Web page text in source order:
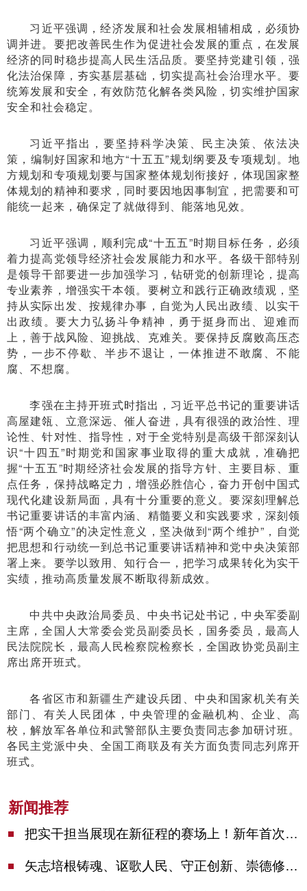
习近平强调，经济发展和社会发展相辅相成，必须协
调并进。要把改善民生作为促进社会发展的重点，在发展
经济的同时稳步提高人民生活品质。要坚持党建引领，强
化法治保障，夯实基层基础，切实提高社会治理水平。要
统筹发展和安全，有效防范化解各类风险，切实维护国家
安全和社会稳定。
习近平指出，要坚持科学决策、民主决策、依法决
策，编制好国家和地方“十五五”规划纲要及专项规划。地
方规划和专项规划要与国家整体规划衔接好，体现国家整
体规划的精神和要求，同时要因地因事制宜，把需要和可
能统一起来，确保定了就做得到、能落地见效。
习近平强调，顺利完成“十五五”时期目标任务，必须
着力提高党领导经济社会发展能力和水平。各级干部特别
是领导干部要进一步加强学习，钻研党的创新理论，提高
专业素养，增强实干本领。要树立和践行正确政绩观，坚
持从实际出发、按规律办事，自觉为人民出政绩、以实干
出政绩。要大力弘扬斗争精神，勇于挺身而出、迎难而
上，善于战风险、迎挑战、克难关。要保持反腐败高压态
势，一步不停歇、半步不退让，一体推进不敢腐、不能
腐、不想腐。
李强在主持开班式时指出，习近平总书记的重要讲话
高屋建瓴、立意深远、催人奋进，具有很强的政治性、理
论性、针对性、指导性，对于全党特别是高级干部深刻认
识“十四五”时期党和国家事业取得的重大成就，准确把
握“十五五”时期经济社会发展的指导方针、主要目标、重
点任务，保持战略定力，增强必胜信心，奋力开创中国式
现代化建设新局面，具有十分重要的意义。要深刻理解总
书记重要讲话的丰富内涵、精髓要义和实践要求，深刻领
悟“两个确立”的决定性意义，坚决做到“两个维护”，自觉
把思想和行动统一到总书记重要讲话精神和党中央决策部
署上来。要学以致用、知行合一，把学习成果转化为实干
实绩，推动高质量发展不断取得新成效。
中共中央政治局委员、中央书记处书记，中央军委副
主席，全国人大常委会党员副委员长，国务委员，最高人
民法院院长，最高人民检察院检察长，全国政协党员副主
席出席开班式。
各省区市和新疆生产建设兵团、中央和国家机关有关
部门、有关人民团体，中央管理的金融机构、企业、高
校，解放军各单位和武警部队主要负责同志参加研讨班。
各民主党派中央、全国工商联及有关方面负责同志列席开
班式。
新闻推荐
把实干担当展现在新征程的赛场上！新年首次市委季度工作会议举行，陈吉宁作工作点评
矢志培根铸魂、讴歌人民、守正创新、崇德修身！这场座谈会上，陈吉宁对全市文化战线提出期望